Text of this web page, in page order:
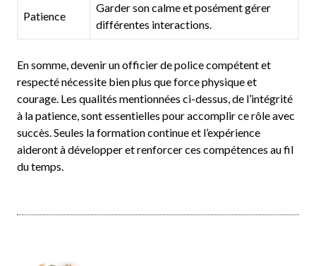
Patience
Garder son calme et posément gérer
différentes interactions.
En somme, devenir un officier de police compétent et
respecté nécessite bien plus que force physique et
courage. Les qualités mentionnées ci-dessus, de l’intégrité
à la patience, sont essentielles pour accomplir ce rôle avec
succès. Seules la formation continue et l’expérience
aideront à développer et renforcer ces compétences au fil
du temps.